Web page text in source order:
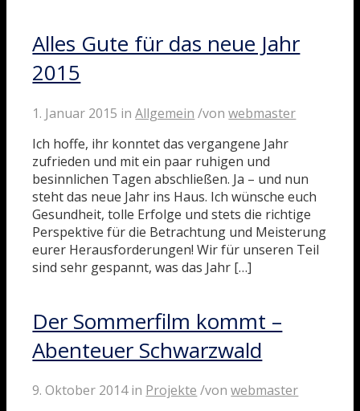
Alles Gute für das neue Jahr
2015
1. Januar 2015 inAllgemein /vonwebmaster
Ich hoffe, ihr konntet das vergangene Jahr
zufrieden und mit ein paar ruhigen und
besinnlichen Tagen abschließen. Ja – und nun
steht das neue Jahr ins Haus. Ich wünsche euch
Gesundheit, tolle Erfolge und stets die richtige
Perspektive für die Betrachtung und Meisterung
eurer Herausforderungen! Wir für unseren Teil
sind sehr gespannt, was das Jahr […]
Der Sommerfilm kommt –
Abenteuer Schwarzwald
9. Oktober 2014 in Projekte /vonwebmaster